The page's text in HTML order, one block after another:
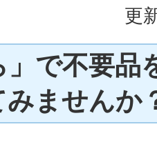
更
」で不要品
ませんか